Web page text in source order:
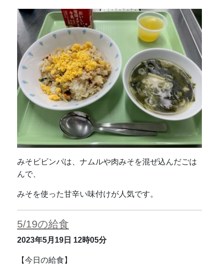
みそビビンパは、ナムルや肉みそを混ぜ込んだごは
んで、
みそを使った甘辛い味付けが人気です。
5/19の給食
2023年5月19日 12時05分
【今日の給食】